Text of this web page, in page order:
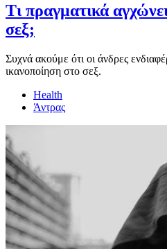
Τι πραγματικά
σεξ;
Συχνά ακούμε ότι οι άνδρες
ικανοποίηση στο σεξ.
Health
Άντρας